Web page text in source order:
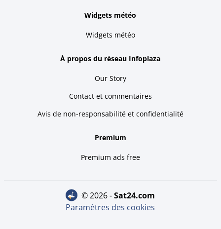
Widgets météo
Widgets météo
À propos du réseau Infoplaza
Our Story
Contact et commentaires
Avis de non-responsabilité et confidentialité
Premium
Premium ads free
© 2026 - sat24.com
Paramètres des cookies